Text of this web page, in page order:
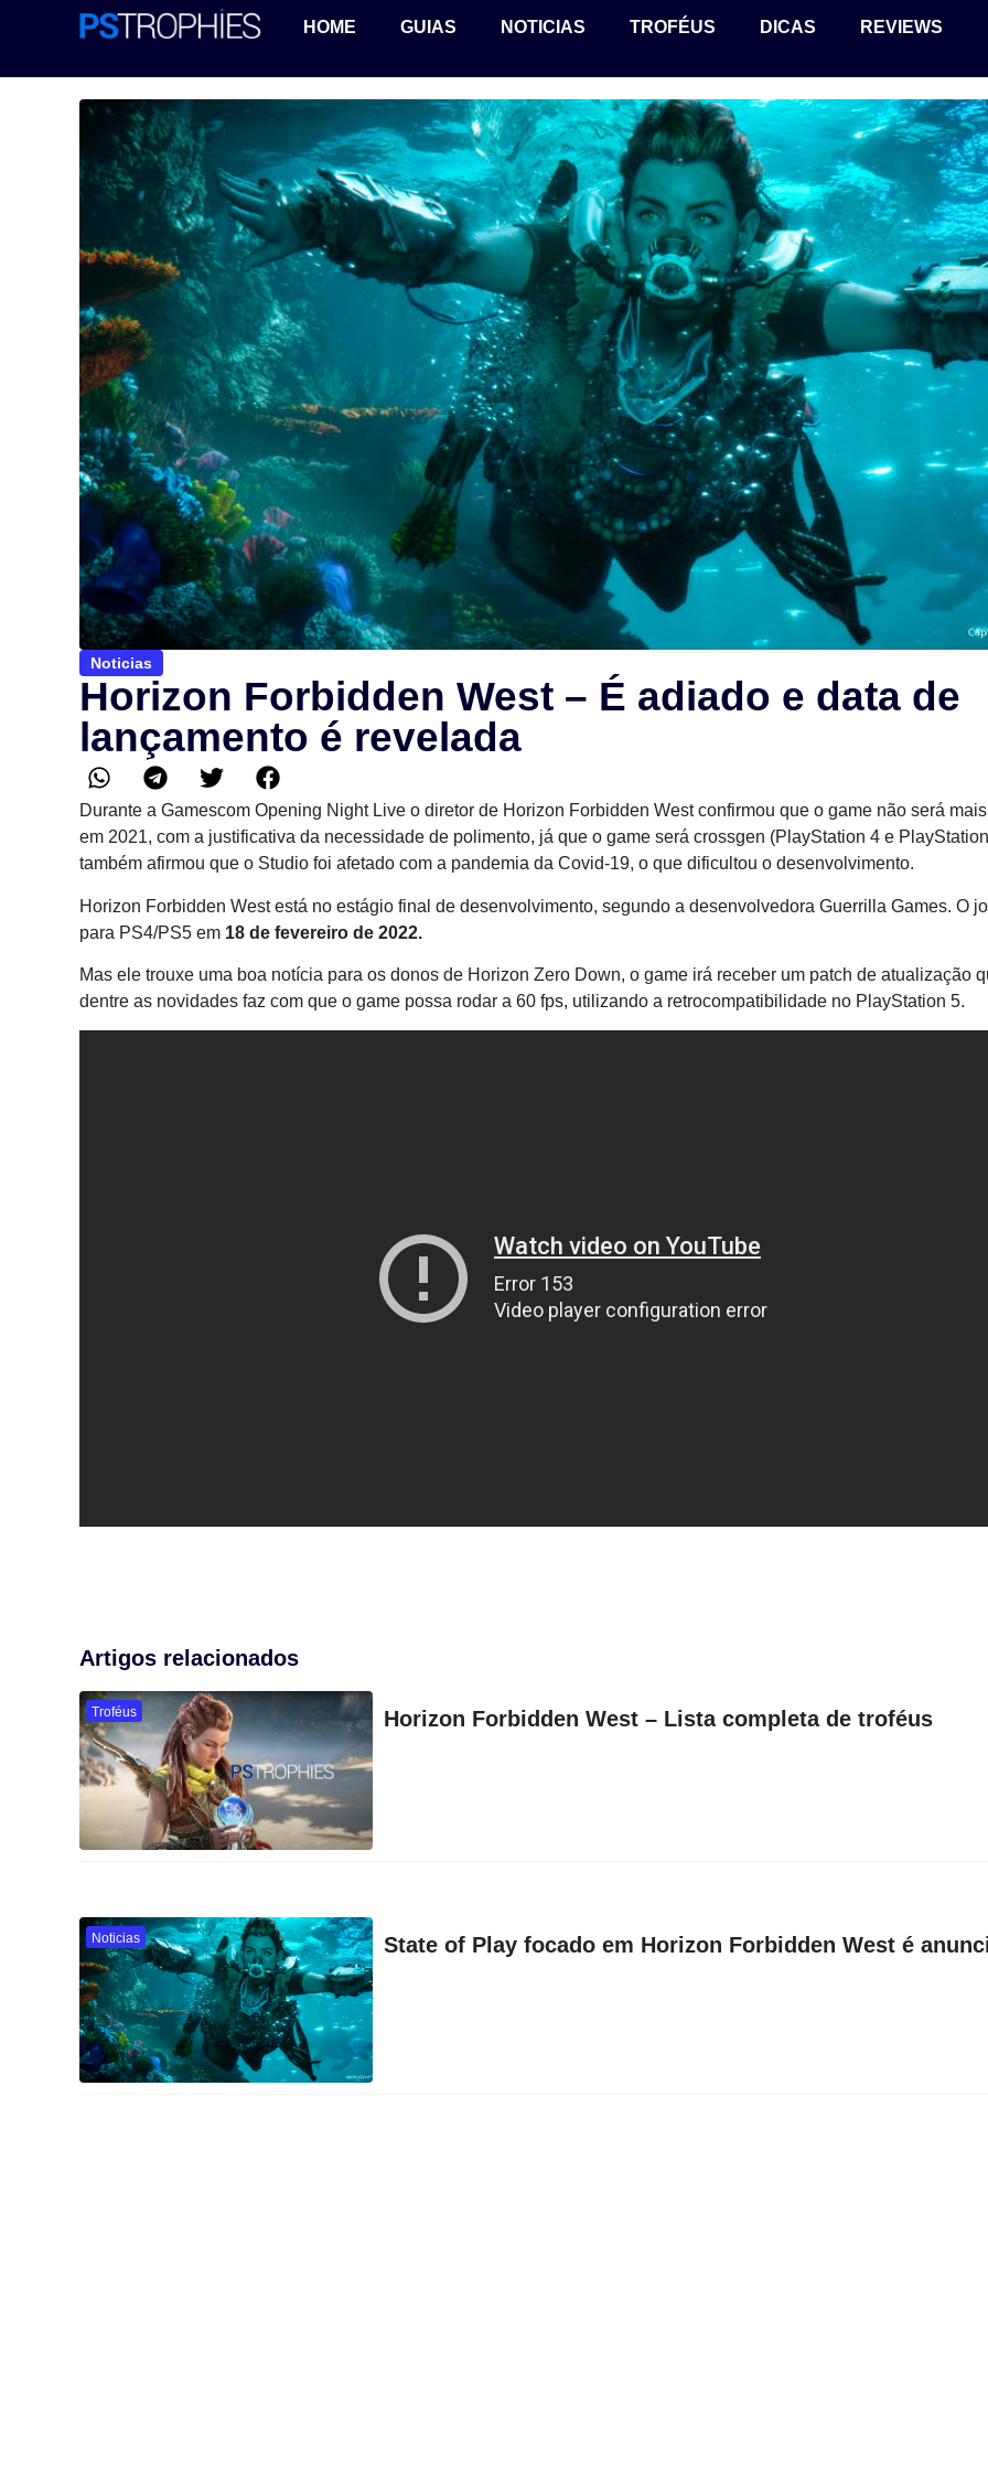
HOME GUIAS NOTICIAS TROFÉUS DICAS REVIEWS
Noticias
Horizon Forbidden West – É adiado e data de
lançamento é revelada
Durante a Gamescom Opening Night Live o diretor de Horizon Forbidden West confirmou que o game não será
em 2021, com a justificativa da necessidade de polimento, já que o game será crossgen (PlayStation 4 e
também afirmou que o Studio foi afetado com a pandemia da Covid-19, o que dificultou o desenvolvimento.
Horizon Forbidden West está no estágio final de desenvolvimento, segundo a desenvolvedora Guerrilla Games. O
para PS4/PS5 em 18 de fevereiro de 2022.
Mas ele trouxe uma boa notícia para os donos de Horizon Zero Down, o game irá receber um patch de atualização
dentre as novidades faz com que o game possa rodar a 60 fps, utilizando a retrocompatibilidade no PlayStation 5.
Artigos relacionados
Troféus Horizon Forbidden West – Lista completa de troféus
Noticias State of Play focado em Horizon Forbidden West é